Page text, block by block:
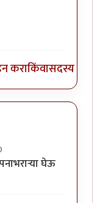
कराकिंवासदस्य व्हा
प्रा.डॉ.दिलीप बिरुटे
घेऊ